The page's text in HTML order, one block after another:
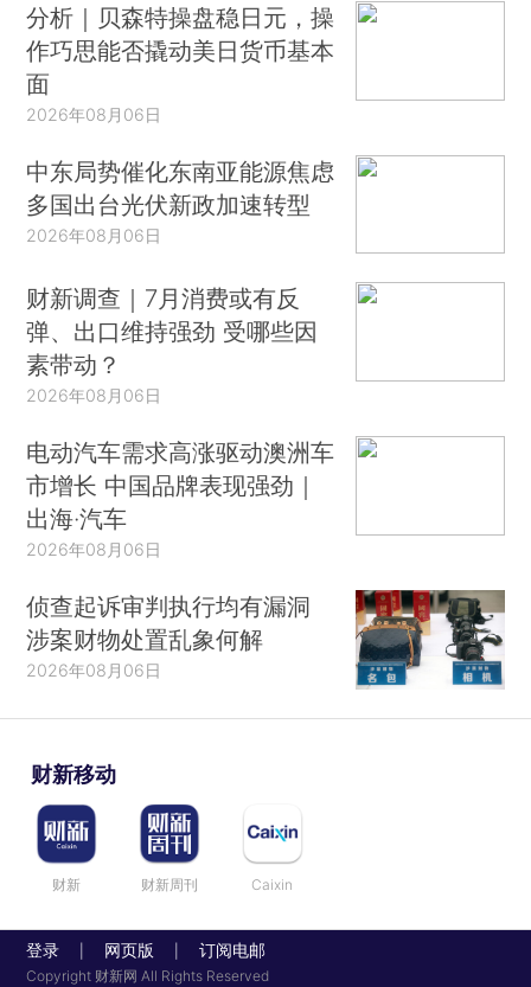
分析｜贝森特操盘稳日元，操
作巧思能否撬动美日货币基本
面
2026年08月06日
中东局势催化东南亚能源焦虑
多国出台光伏新政加速转型
2026年08月06日
财新调查｜7月消费或有反
弹、出口维持强劲 受哪些因
素带动？
2026年08月06日
电动汽车需求高涨驱动澳洲车
市增长 中国品牌表现强劲｜
出海·汽车
2026年08月06日
侦查起诉审判执行均有漏洞
涉案财物处置乱象何解
2026年08月06日
财新移动
财新 财新周刊 Caixin
登录 网页版 订阅电邮
Copyright 财新网 All Rights Reserved